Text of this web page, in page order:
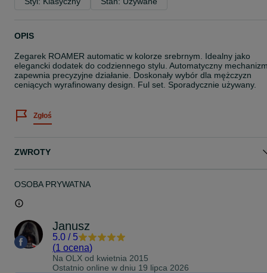
OPIS
Zegarek ROAMER automatic w kolorze srebrnym. Idealny jako
elegancki dodatek do codziennego stylu. Automatyczny
zapewnia precyzyjne działanie. Doskonały wybór dla mężczyzn
ceniących wyrafinowany design. Ful set. Sporadycznie używany.
Zgłoś
ZWROTY
OSOBA PRYWATNA
Janusz
5.0 / 5
(1 ocena)
Na OLX od kwietnia 2015
Ostatnio online w dniu 19 lipca 2026